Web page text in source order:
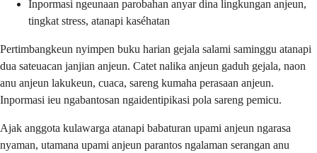
Inpormasi ngeunaan parobahan anyar dina lingkungan anjeun,
tingkat stress, atanapi kaséhatan
Pertimbangkeun nyimpen buku harian gejala salami saminggu atanapi
dua sateuacan janjian anjeun. Catet nalika anjeun gaduh gejala, naon
anu anjeun lakukeun, cuaca, sareng kumaha perasaan anjeun.
Inpormasi ieu ngabantosan ngaidentipikasi pola sareng pemicu.
Ajak anggota kulawarga atanapi babaturan upami anjeun ngarasa
nyaman, utamana upami anjeun parantos ngalaman serangan anu